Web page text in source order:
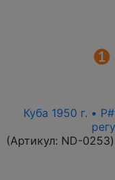
Куба 1950 г. •
(Артикул: ND-0253)